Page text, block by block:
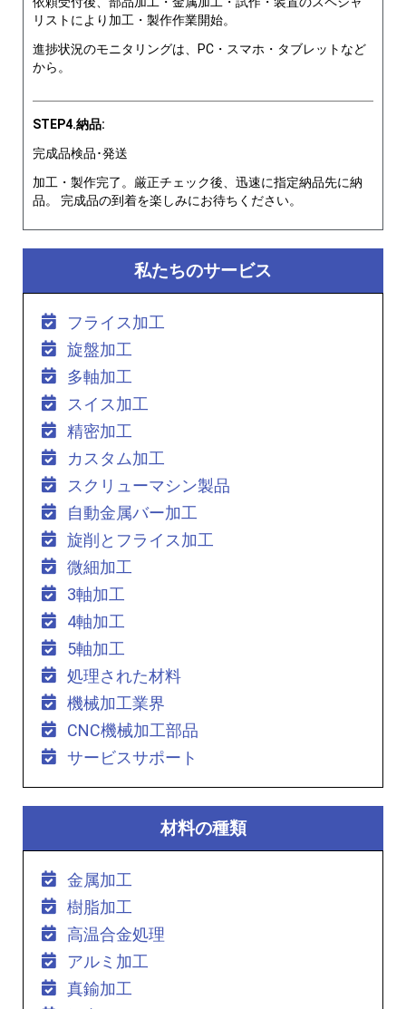
リストにより加工・製作作業開始。
進捗状況のモニタリングは、PC・スマホ・タブレットなど
から。
STEP4.納品:
完成品検品･発送
加工・製作完了。厳正チェック後、迅速に指定納品先に納
品。 完成品の到着を楽しみにお待ちください。
私たちのサービス
フライス加工
旋盤加工
多軸加工
スイス加工
精密加工
カスタム加工
スクリューマシン製品
自動金属バー加工
旋削とフライス加工
微細加工
3軸加工
4軸加工
5軸加工
処理された材料
機械加工業界
CNC機械加工部品
サービスサポート
材料の種類
金属加工
樹脂加工
高温合金処理
アルミ加工
真鍮加工